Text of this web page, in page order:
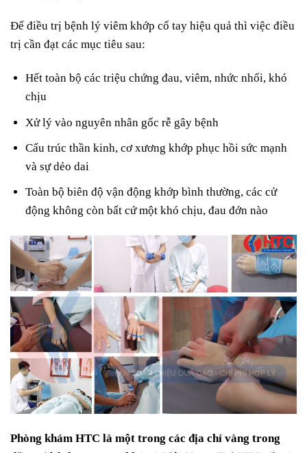
Để điều trị bệnh lý viêm khớp cổ tay hiệu quả thì việc điều
trị cần đạt các mục tiêu sau:
Hết toàn bộ các triệu chứng đau, viêm, nhức nhối, khó
chịu
Xử lý vào nguyên nhân gốc rễ gây bệnh
Cấu trúc thần kinh, cơ xương khớp phục hồi sức mạnh
và sự dẻo dai
Toàn bộ biên độ vận động khớp bình thường, các cử
động không còn bất cứ một khó chịu, đau đớn nào
Phòng khám HTC là một trong các địa chỉ vàng trong